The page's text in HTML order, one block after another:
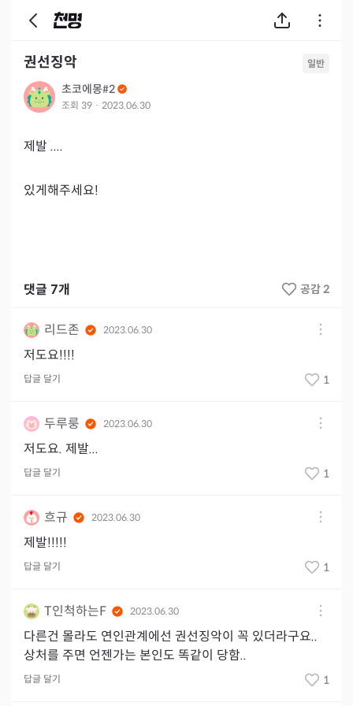
권선징악 일반
초코에몽#2
조회 39 · 2023.06.30
제발 ....
댓글 7개 공감 2
리드존 2023.06.30
저도요!!!!
답글 달기 1
두루룽 2023.06.30
저도요. 제발...
답글 달기 1
흐규 2023.06.30
제발!!!!!
답글 달기 1
T인척하는F 2023.06.30
다른건 몰라도 연인관계에선 권선징악이 꼭 있더라구요..
상처를 주면 언젠가는 본인도 똑같이 당함..
답글 달기 1